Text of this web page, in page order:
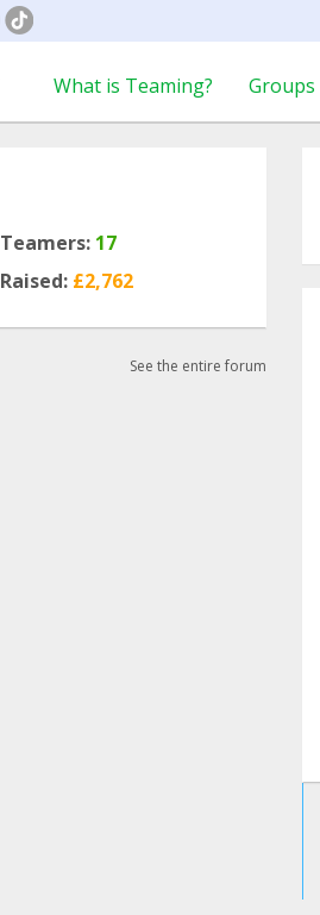
What is Teaming? Groups
Teamers: 17
Raised: £2,762
See the entire forum